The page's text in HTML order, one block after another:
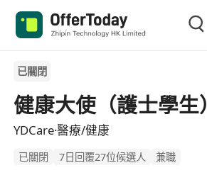
已關閉
健康大使（護士學生）
YDCare·醫療/健康
已關閉 7日回覆27位候選人 兼職